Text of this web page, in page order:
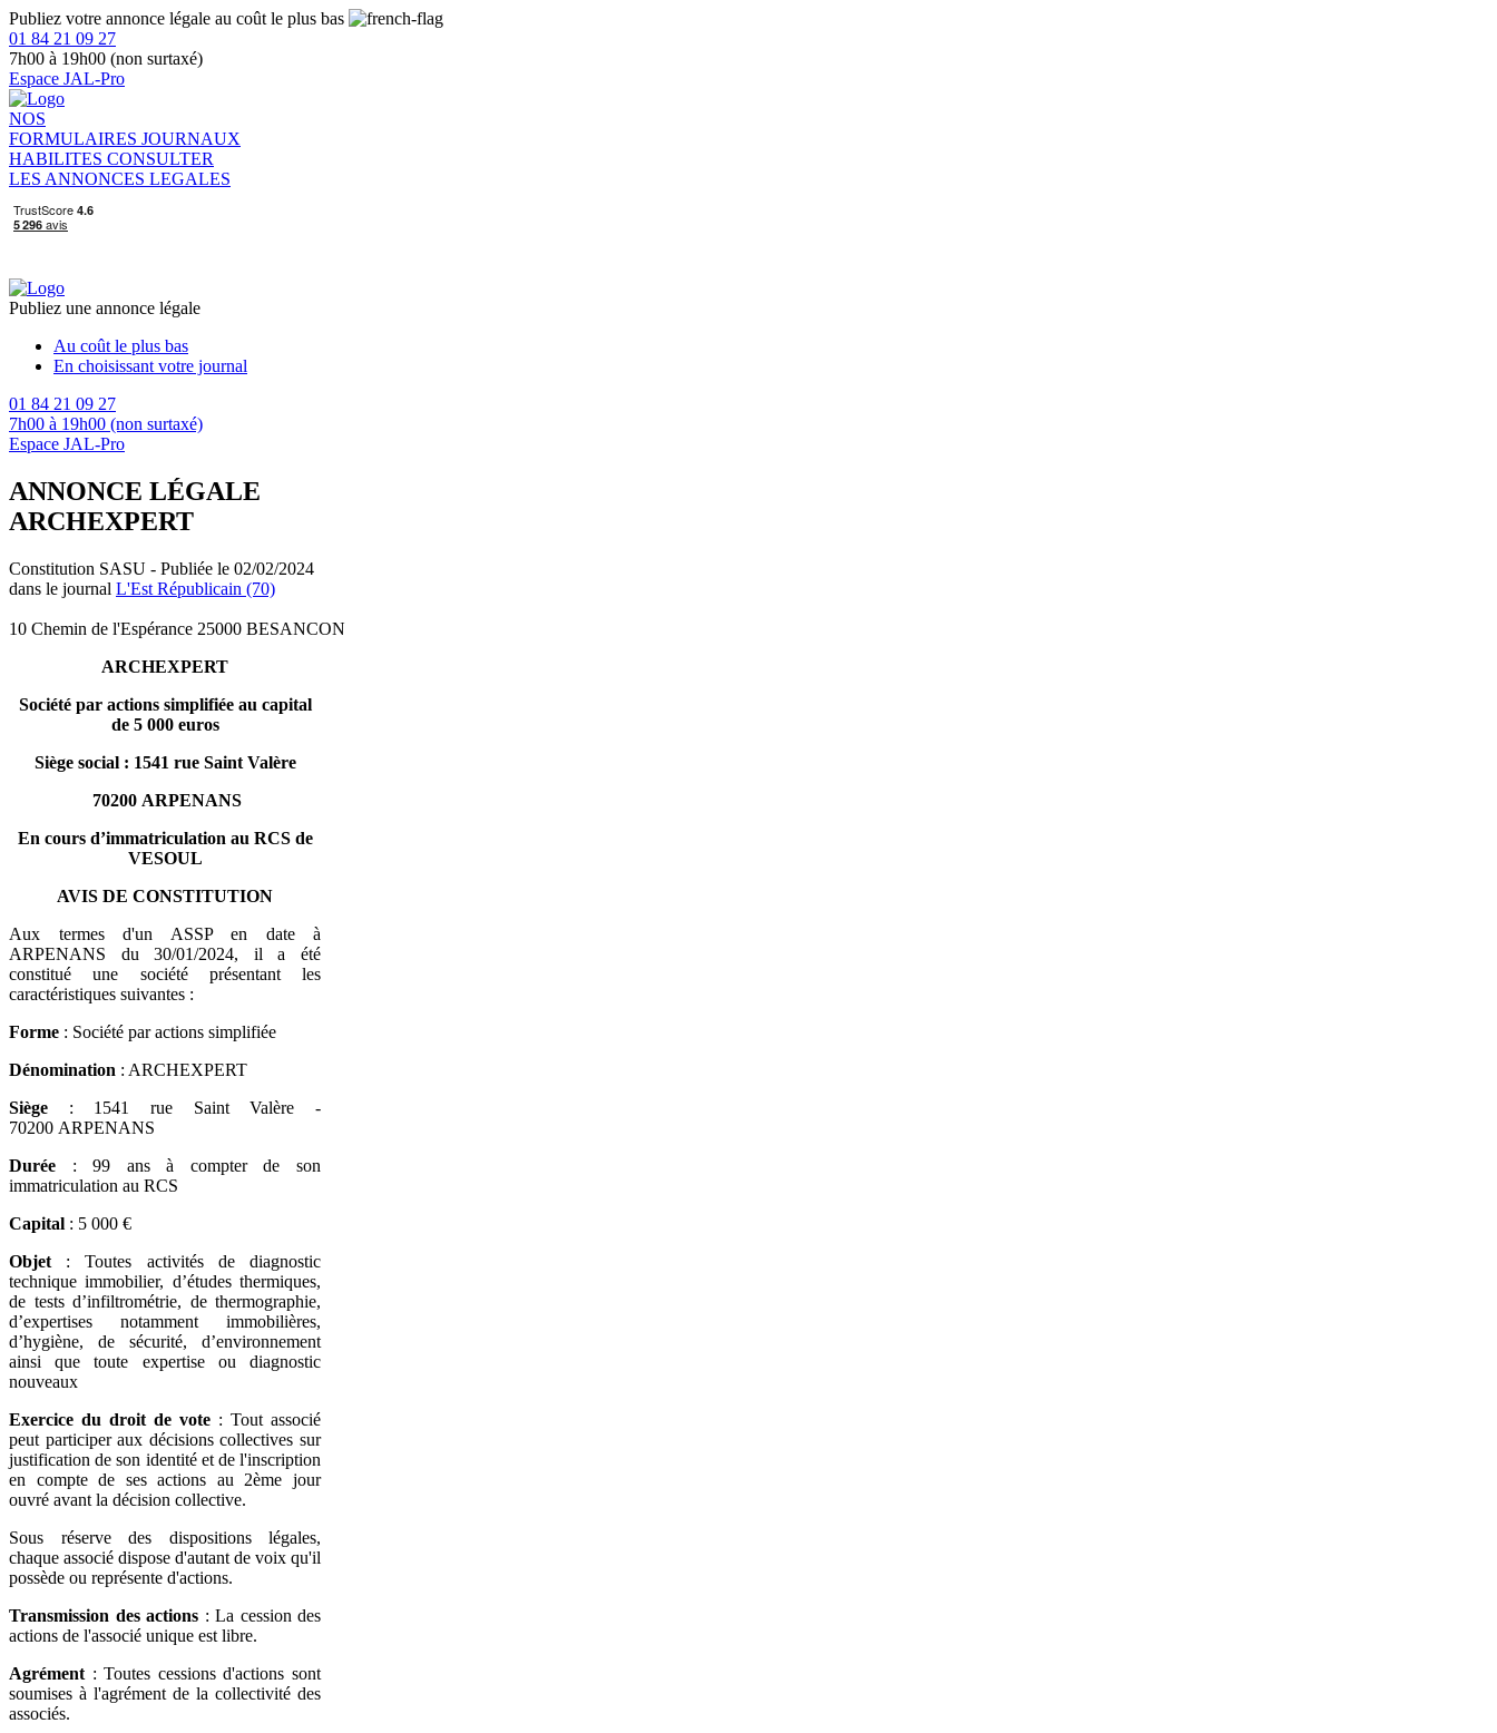
Publiez votre annonce légale au coût le plus bas
01 84 21 09 27
7h00 à 19h00 (non surtaxé)
Espace JAL-Pro
NOS
FORMULAIRES JOURNAUX
HABILITES CONSULTER
LES ANNONCES LEGALES
Publiez une annonce légale
Au coût le plus bas
En choisissant votre journal
01 84 21 09 27
7h00 à 19h00 (non surtaxé)
Espace JAL-Pro
ANNONCE LÉGALE
ARCHEXPERT
Constitution SASU - Publiée le 02/02/2024
dans le journal L'Est Républicain (70)
10 Chemin de l'Espérance 25000 BESANCON
ARCHEXPERT
Société par actions simplifiée au capital
de 5 000 euros
Siège social : 1541 rue Saint Valère
70200 ARPENANS
En cours d’immatriculation au RCS de
VESOUL
AVIS DE CONSTITUTION
Aux termes d'un ASSP en date à
ARPENANS du 30/01/2024, il a été
constitué une société présentant les
caractéristiques suivantes :
Forme : Société par actions simplifiée
Dénomination : ARCHEXPERT
Siège : 1541 rue Saint Valère -
70200 ARPENANS
Durée : 99 ans à compter de son
immatriculation au RCS
Capital : 5 000 €
Objet : Toutes activités de diagnostic
technique immobilier, d’études thermiques,
de tests d’infiltrométrie, de thermographie,
d’expertises notamment immobilières,
d’hygiène, de sécurité, d’environnement
ainsi que toute expertise ou diagnostic
nouveaux
Exercice du droit de vote : Tout associé
peut participer aux décisions collectives sur
justification de son identité et de l'inscription
en compte de ses actions au 2ème jour
ouvré avant la décision collective.
Sous réserve des dispositions légales,
chaque associé dispose d'autant de voix qu'il
possède ou représente d'actions.
Transmission des actions : La cession des
actions de l'associé unique est libre.
Agrément : Toutes cessions d'actions sont
soumises à l'agrément de la collectivité des
associés.